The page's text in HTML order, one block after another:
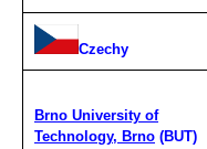
Czechy
Brno University of
Technology, Brno (BUT)